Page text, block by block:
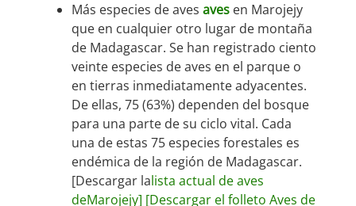
Más especies de aves aves en Marojejy
que en cualquier otro lugar de montaña
de Madagascar. Se han registrado ciento
veinte especies de aves en el parque o
en tierras inmediatamente adyacentes.
De ellas, 75 (63%) dependen del bosque
para una parte de su ciclo vital. Cada
una de estas 75 especies forestales es
endémica de la región de Madagascar.
[Descargar lalista actual de aves
deMarojejy] [Descargar el folleto Aves de